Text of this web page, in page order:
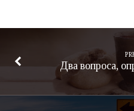
Два вопроса,